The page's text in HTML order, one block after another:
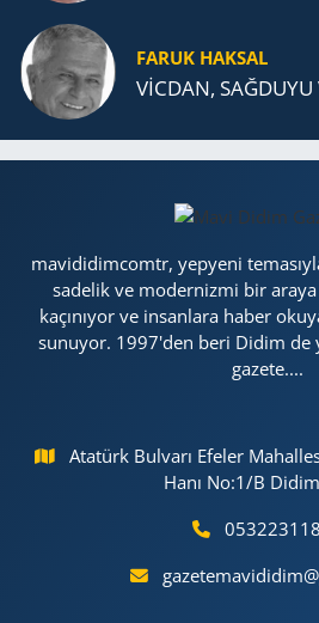
FARUK HAKSAL
VİCDAN,
mavididimcomtr, yepyeni
sadelik ve modernizmi bir
kaçınıyor ve insanlara haber
sunuyor. 1997'den beri Didim de
gazete....
Atatürk Bulvarı Efeler
Hanı No:1/B